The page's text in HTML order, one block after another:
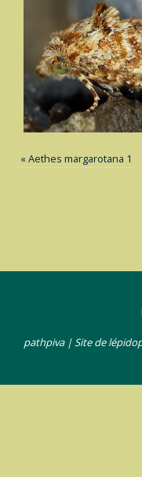
«Aethes margarotana 1
pathpiva | Site de